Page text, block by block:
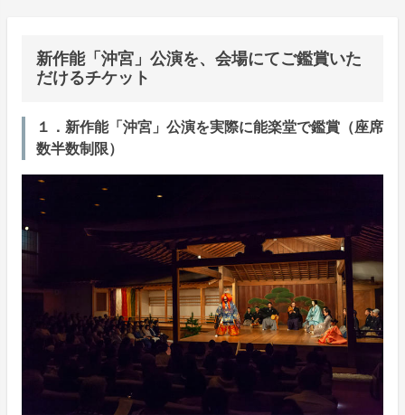
新作能「沖宮」公演を、会場にてご鑑賞いた
だけるチケット
１．新作能「沖宮」公演を実際に能楽堂で鑑賞（座席
数半数制限）